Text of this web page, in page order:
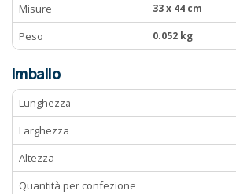
Misure
33 x 44 cm
Peso 0.052 kg
Imballo
Lunghezza
Larghezza
Altezza
Quantità per confezione